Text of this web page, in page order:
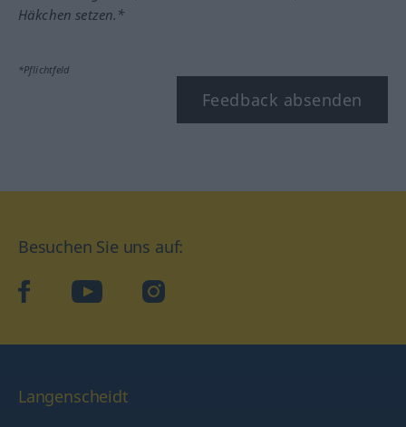
Häkchen setzen.*
*Pflichtfeld
Feedback absenden
Besuchen Sie uns auf:
facebookYouTube Instagram
Langenscheidt